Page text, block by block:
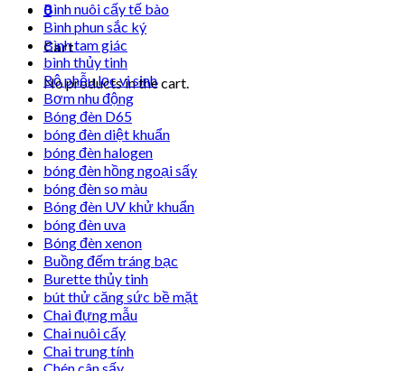
0
Cart
No products in the cart.
Bình nuôi cấy tế bào
Bình phun sắc ký
Bình tam giác
bình thủy tinh
Bộ phễu lọc vi sinh
Bơm nhu động
Bóng đèn D65
bóng đèn diệt khuẩn
bóng đèn halogen
bóng đèn hồng ngoại sấy
bóng đèn so màu
Bóng đèn UV khử khuẩn
bóng đèn uva
Bóng đèn xenon
Buồng đếm tráng bạc
Burette thủy tinh
bút thử căng sức bề mặt
Chai đựng mẫu
Chai nuôi cấy
Chai trung tính